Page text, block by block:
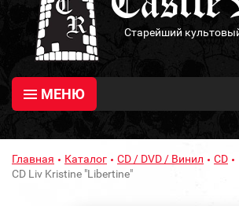
Старейший
МЕНЮ
Главная Каталог CD / DVD / Винил
CD
CD Liv Kristine "Libertine"